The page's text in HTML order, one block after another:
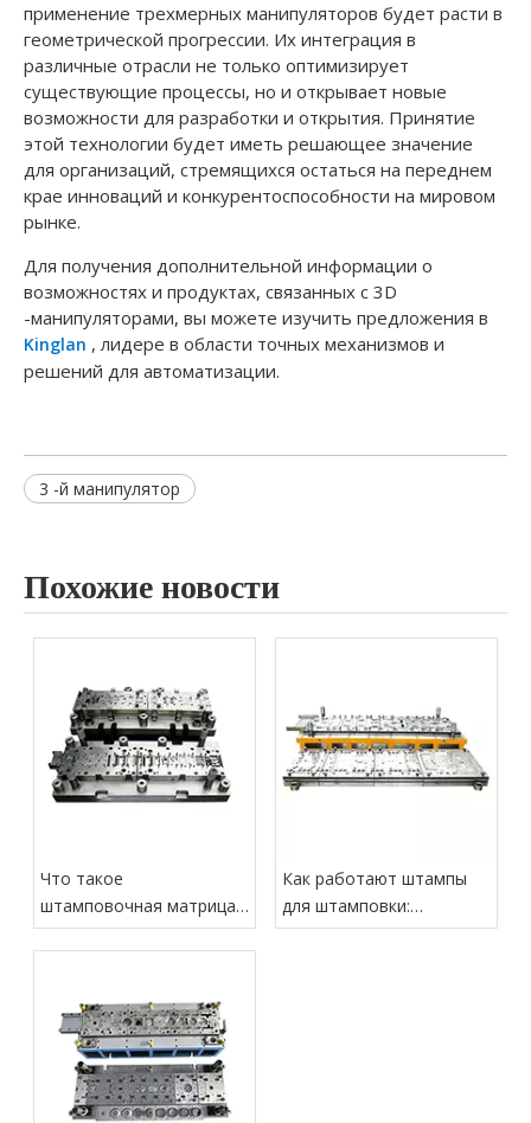
применение трехмерных манипуляторов будет расти в
геометрической прогрессии. Их интеграция в
различные отрасли не только оптимизирует
существующие процессы, но и открывает новые
возможности для разработки и открытия. Принятие
этой технологии будет иметь решающее значение
для организаций, стремящихся остаться на переднем
крае инноваций и конкурентоспособности на мировом
рынке.
Для получения дополнительной информации о
возможностях и продуктах, связанных с 3D
-манипуляторами, вы можете изучить предложения в
Kinglan , лидере в области точных механизмов и
решений для автоматизации.
3 -й манипулятор
Похожие новости
Что такое
штамповочная матрица?
Типы, дизайн, стоимость
Как работают штампы
для штамповки:
структура, процесс и